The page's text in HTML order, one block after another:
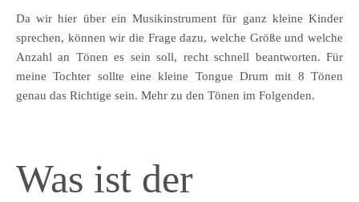
Da wir hier über ein Musikinstrument für ganz kleine Kinder
sprechen, können wir die Frage dazu, welche Größe und welche
Anzahl an Tönen es sein soll, recht schnell beantworten. Für
meine Tochter sollte eine kleine Tongue Drum mit 8 Tönen
genau das Richtige sein. Mehr zu den Tönen im Folgenden.
Was ist der